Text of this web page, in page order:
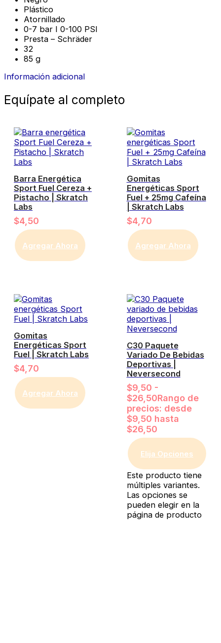
Plástico
Atornillado
0-7 bar I 0-100 PSI
Presta – Schräder
32
85 g
Información adicional
Equípate al completo
Barra Energética
Sport Fuel Cereza +
Pistacho | Skratch
Labs
$4,50
Agregar Ahora
Gomitas
Energéticas Sport
Fuel + 25mg Cafeína
| Skratch Labs
$4,70
Agregar Ahora
Gomitas
Energéticas Sport
Fuel | Skratch Labs
$4,70
Agregar Ahora
C30 Paquete
Variado De Bebidas
Deportivas |
Neversecond
$9,50 -
$26,50Rango de
precios: desde
$9,50 hasta
$26,50
Elija Opciones
Este producto tiene
múltiples variantes.
Las opciones se
pueden elegir en la
página de producto